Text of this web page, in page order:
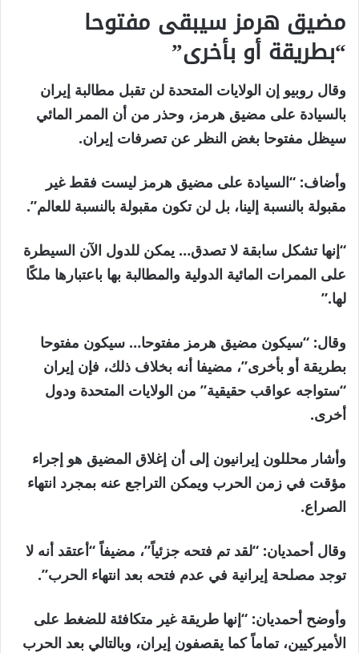
مضيق هرمز سيبقى مفتوحا
“بطريقة أو بأخرى”
وقال روبيو إن الولايات المتحدة لن تقبل مطالبة إيران
بالسيادة على مضيق هرمز، وحذر من أن الممر المائي
سيظل مفتوحا بغض النظر عن تصرفات إيران.
وأضاف: “السيادة على مضيق هرمز ليست فقط غير
مقبولة بالنسبة إلينا، بل لن تكون مقبولة بالنسبة للعالم”.
“إنها تشكل سابقة لا تصدق… يمكن للدول الآن السيطرة
على الممرات المائية الدولية والمطالبة بها باعتبارها ملكًا
لها.”
وقال: “سيكون مضيق هرمز مفتوحا… سيكون مفتوحا
بطريقة أو بأخرى”، مضيفا أنه بخلاف ذلك، فإن إيران
“ستواجه عواقب حقيقية” من الولايات المتحدة ودول
أخرى.
وأشار محللون إيرانيون إلى أن إغلاق المضيق هو إجراء
مؤقت في زمن الحرب ويمكن التراجع عنه بمجرد انتهاء
الصراع.
وقال أحمديان: “لقد تم فتحه جزئياً”، مضيفاً “أعتقد أنه لا
توجد مصلحة إيرانية في عدم فتحه بعد انتهاء الحرب”.
وأوضح أحمديان: “إنها طريقة غير متكافئة للضغط على
الأميركيين، تماماً كما يقصفون إيران، وبالتالي بعد الحرب